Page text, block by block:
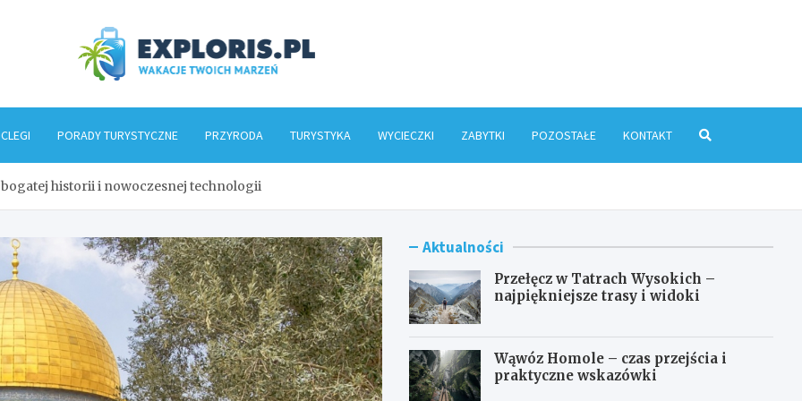
PORADY TURYSTYCZNE PRZYRODA TURYSTYKA WYCIECZKI ZABYTKI POZOSTAŁE KONTAKT
bogatej historii i nowoczesnej technologii
Aktualności
Przełęcz w Tatrach Wysokich –
najpiękniejsze trasy i widoki
Wąwóz Homole – czas przejścia i
praktyczne wskazówki